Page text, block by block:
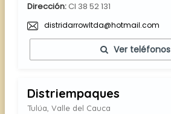
Dirección:Cl 38 52 131
distridarrowltda@hotmail.com
Ver teléfonos
Distriempaques
Tulúa, Valle del Cauca